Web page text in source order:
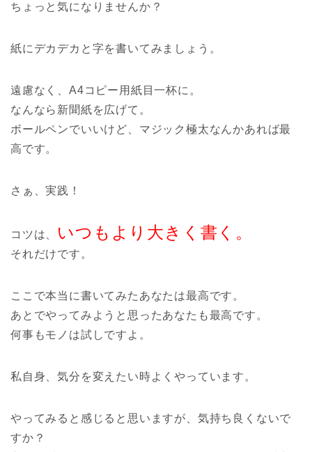
ちょっと気になりませんか？
紙にデカデカと字を書いてみましょう。
遠慮なく、A4コピー用紙目一杯に。
なんなら新聞紙を広げて。
ボールペンでいいけど、マジック極太なんかあれば最
高です。
さぁ、実践！
コツは、 いつもより大きく書く。
それだけです。
ここで本当に書いてみたあなたは最高です。
あとでやってみようと思ったあなたも最高です。
何事もモノは試しですよ。
私自身、気分を変えたい時よくやっています。
やってみると感じると思いますが、気持ち良くないで
すか？